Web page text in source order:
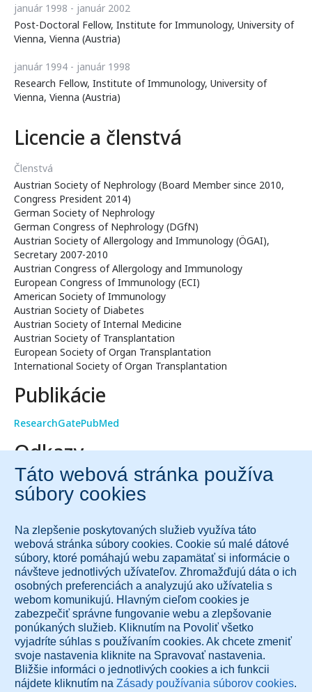
január 1998 - január 2002
Post-Doctoral Fellow, Institute for Immunology, University of
Vienna, Vienna (Austria)
január 1994 - január 1998
Research Fellow, Institute of Immunology, University of
Vienna, Vienna (Austria)
Licencie a členstvá
Členstvá
Austrian Society of Nephrology (Board Member since 2010,
Congress President 2014)
German Society of Nephrology
German Congress of Nephrology (DGfN)
Austrian Society of Allergology and Immunology (ÖGAI),
Secretary 2007-2010
Austrian Congress of Allergology and Immunology
European Congress of Immunology (ECI)
American Society of Immunology
Austrian Society of Diabetes
Austrian Society of Internal Medicine
Austrian Society of Transplantation
European Society of Organ Transplantation
International Society of Organ Transplantation
Publikácie
ResearchGatePubMed
Odkazy
MedUni Vienna
Confraternität Privatklinik Josefstadt
Tieto služby vám prináša spoločnosť Diagnose.me.
© 2026 Diagnose.me
Všetky práva vyhradené.
Diagnose.me BV
Dorpsdijk 63